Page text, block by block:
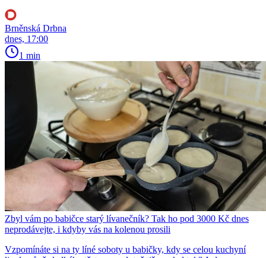
Brněnská Drbna
dnes, 17:00
1 min
Zbyl vám po babičce starý lívanečník? Tak ho pod 3000 Kč dnes
neprodávejte, i kdyby vás na kolenou prosili
Vzpomínáte si na ty líné soboty u babičky, kdy se celou kuchyní